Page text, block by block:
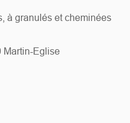
à granulés et cheminées
Martin-Eglise